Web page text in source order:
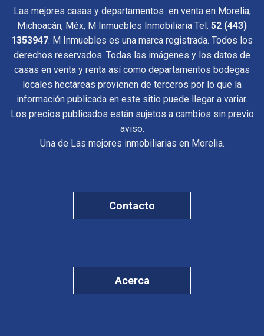
Las mejores casas y departamentos en venta en Morelia,
Michoacán, Méx, M Inmuebles Inmobiliaria Tel. 52 (443)
1353947. M Inmuebles es una marca registrada. Todos los
derechos reservados. Todas las imágenes y los datos de
casas en venta y renta así como departamentos bodegas
locales hectáreas provienen de terceros por lo que la
información publicada en este sitio puede llegar a variar.
Los precios publicados están sujetos a cambios sin previo
aviso.
Una de Las mejores inmobiliarias en Morelia.